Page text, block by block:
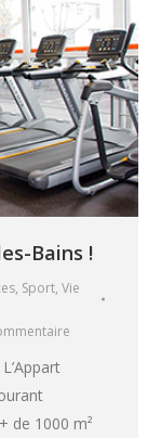
Bains !
, Sport, Vie
de 1000 m²